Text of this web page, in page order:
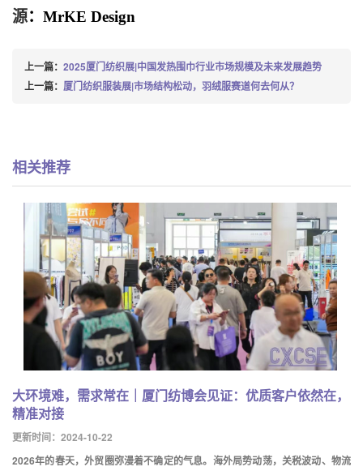
源： MrKE Design
上一篇： 2025厦门纺织展|中国发热围巾行业市场规模及未来发展趋势
上一篇： 厦门纺织服装展|市场结构松动，羽绒服赛道何去何从？
相关推荐
大环境难，需求常在｜厦门纺博会见证：优质客户依然在，
精准对接
更新时间：2024-10-22
2026年的春天，外贸圈弥漫着不确定的气息。海外局势动荡，关税波动、物流